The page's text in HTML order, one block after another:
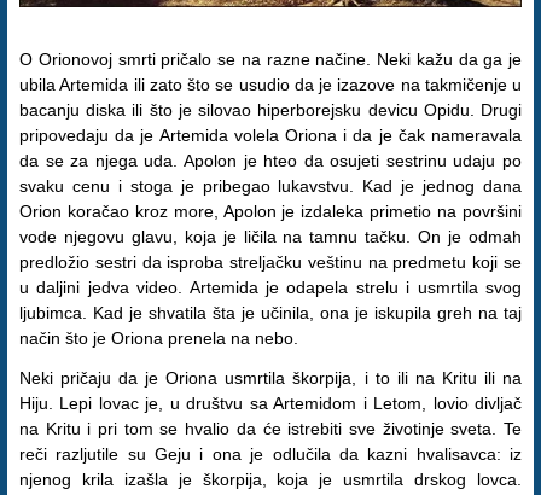
O Orionovoj smrti pričalo se na razne načine. Neki kažu da ga je
ubila Artemida ili zato što se usudio da je izazove na takmičenje u
bacanju diska ili što je silovao hiperborejsku devicu Opidu. Drugi
pripovedaju da je Artemida volela Oriona i da je čak nameravala
da se za njega uda. Apolon je hteo da osujeti sestrinu udaju po
svaku cenu i stoga je pribegao lukavstvu. Kad je jednog dana
Orion koračao kroz more, Apolon je izdaleka primetio na površini
vode njegovu glavu, koja je ličila na tamnu tačku. On je odmah
predložio sestri da isproba streljačku veštinu na predmetu koji se
u daljini jedva video. Artemida je odapela strelu i usmrtila svog
ljubimca. Kad je shvatila šta je učinila, ona je iskupila greh na taj
način što je Oriona prenela na nebo.
Neki pričaju da je Oriona usmrtila škorpija, i to ili na Kritu ili na
Hiju. Lepi lovac je, u društvu sa Artemidom i Letom, lovio divljač
na Kritu i pri tom se hvalio da će istrebiti sve životinje sveta. Te
reči razljutile su Geju i ona je odlučila da kazni hvalisavca: iz
njenog krila izašla je škorpija, koja je usmrtila drskog lovca.